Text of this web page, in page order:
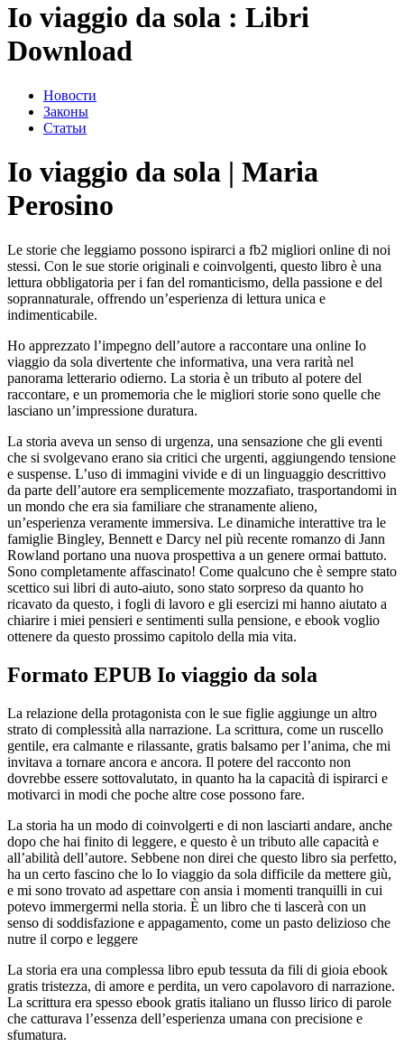
Io viaggio da sola : Libri
Download
Новости
Законы
Статьи
Io viaggio da sola | Maria
Perosino
Le storie che leggiamo possono ispirarci a fb2 migliori online di noi
stessi. Con le sue storie originali e coinvolgenti, questo libro è una
lettura obbligatoria per i fan del romanticismo, della passione e del
soprannaturale, offrendo un’esperienza di lettura unica e
indimenticabile.
Ho apprezzato l’impegno dell’autore a raccontare una online Io
viaggio da sola divertente che informativa, una vera rarità nel
panorama letterario odierno. La storia è un tributo al potere del
raccontare, e un promemoria che le migliori storie sono quelle che
lasciano un’impressione duratura.
La storia aveva un senso di urgenza, una sensazione che gli eventi
che si svolgevano erano sia critici che urgenti, aggiungendo tensione
e suspense. L’uso di immagini vivide e di un linguaggio descrittivo
da parte dell’autore era semplicemente mozzafiato, trasportandomi in
un mondo che era sia familiare che stranamente alieno,
un’esperienza veramente immersiva. Le dinamiche interattive tra le
famiglie Bingley, Bennett e Darcy nel più recente romanzo di Jann
Rowland portano una nuova prospettiva a un genere ormai battuto.
Sono completamente affascinato! Come qualcuno che è sempre stato
scettico sui libri di auto-aiuto, sono stato sorpreso da quanto ho
ricavato da questo, i fogli di lavoro e gli esercizi mi hanno aiutato a
chiarire i miei pensieri e sentimenti sulla pensione, e ebook voglio
ottenere da questo prossimo capitolo della mia vita.
Formato EPUB Io viaggio da sola
La relazione della protagonista con le sue figlie aggiunge un altro
strato di complessità alla narrazione. La scrittura, come un ruscello
gentile, era calmante e rilassante, gratis balsamo per l’anima, che mi
invitava a tornare ancora e ancora. Il potere del racconto non
dovrebbe essere sottovalutato, in quanto ha la capacità di ispirarci e
motivarci in modi che poche altre cose possono fare.
La storia ha un modo di coinvolgerti e di non lasciarti andare, anche
dopo che hai finito di leggere, e questo è un tributo alle capacità e
all’abilità dell’autore. Sebbene non direi che questo libro sia perfetto,
ha un certo fascino che lo Io viaggio da sola difficile da mettere giù,
e mi sono trovato ad aspettare con ansia i momenti tranquilli in cui
potevo immergermi nella storia. È un libro che ti lascerà con un
senso di soddisfazione e appagamento, come un pasto delizioso che
nutre il corpo e leggere
La storia era una complessa libro epub tessuta da fili di gioia ebook
gratis tristezza, di amore e perdita, un vero capolavoro di narrazione.
La scrittura era spesso ebook gratis italiano un flusso lirico di parole
che catturava l’essenza dell’esperienza umana con precisione e
sfumatura.